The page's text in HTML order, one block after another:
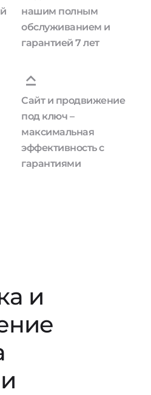
нашим полным
обслуживанием и
гарантией 7 лет
Сайт и продвижение
под ключ –
максимальная
эффективность с
гарантиями
и